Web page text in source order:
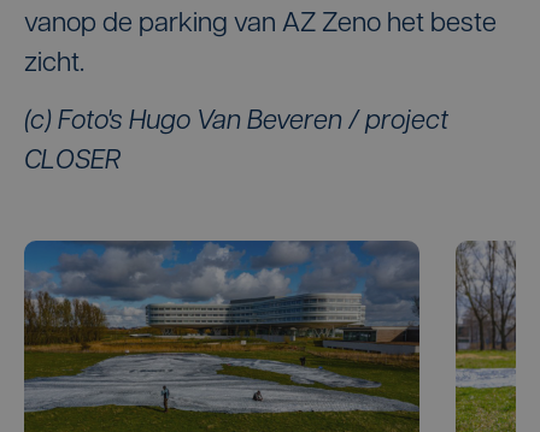
vanop de parking van AZ Zeno het beste
zicht.
(c) Foto's Hugo Van Beveren / project
CLOSER